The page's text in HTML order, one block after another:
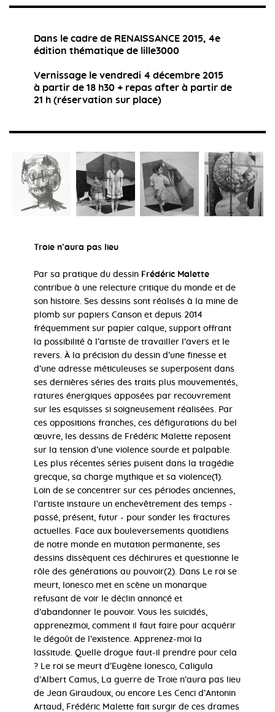
Dans le cadre de RENAISSANCE 2015, 4e
édition thématique de lille3000
Vernissage le vendredi 4 décembre 2015
à partir de 18 h30 + repas after à partir de
21 h (réservation sur place)
Troie n’aura pas lieu
Par sa pratique du dessin Frédéric Malette
contribue à une relecture critique du monde et de
son histoire. Ses dessins sont réalisés à la mine de
plomb sur papiers Canson et depuis 2014
fréquemment sur papier calque, support offrant
la possibilité à l’artiste de travailler l’avers et le
revers. À la précision du dessin d’une finesse et
d’une adresse méticuleuses se superposent dans
ses dernières séries des traits plus mouvementés,
ratures énergiques apposées par recouvrement
sur les esquisses si soigneusement réalisées. Par
ces oppositions franches, ces défigurations du bel
œuvre, les dessins de Frédéric Malette reposent
sur la tension d’une violence sourde et palpable.
Les plus récentes séries puisent dans la tragédie
grecque, sa charge mythique et sa violence(1).
Loin de se concentrer sur ces périodes anciennes,
l’artiste instaure un enchevêtrement des temps -
passé, présent, futur - pour sonder les fractures
actuelles. Face aux bouleversements quotidiens
de notre monde en mutation permanente, ses
dessins dissèquent ces déchirures et questionne le
rôle des générations au pouvoir(2). Dans Le roi se
meurt, Ionesco met en scène un monarque
refusant de voir le déclin annoncé et
d’abandonner le pouvoir. Vous les suicidés,
apprenezmoi, comment il faut faire pour acquérir
le dégoût de l’existence. Apprenez-moi la
lassitude. Quelle drogue faut-il prendre pour cela
? Le roi se meurt d’Eugène Ionesco, Caligula
d’Albert Camus, La guerre de Troie n’aura pas lieu
de Jean Giraudoux, ou encore Les Cenci d’Antonin
Artaud, Frédéric Malette fait surgir de ces drames